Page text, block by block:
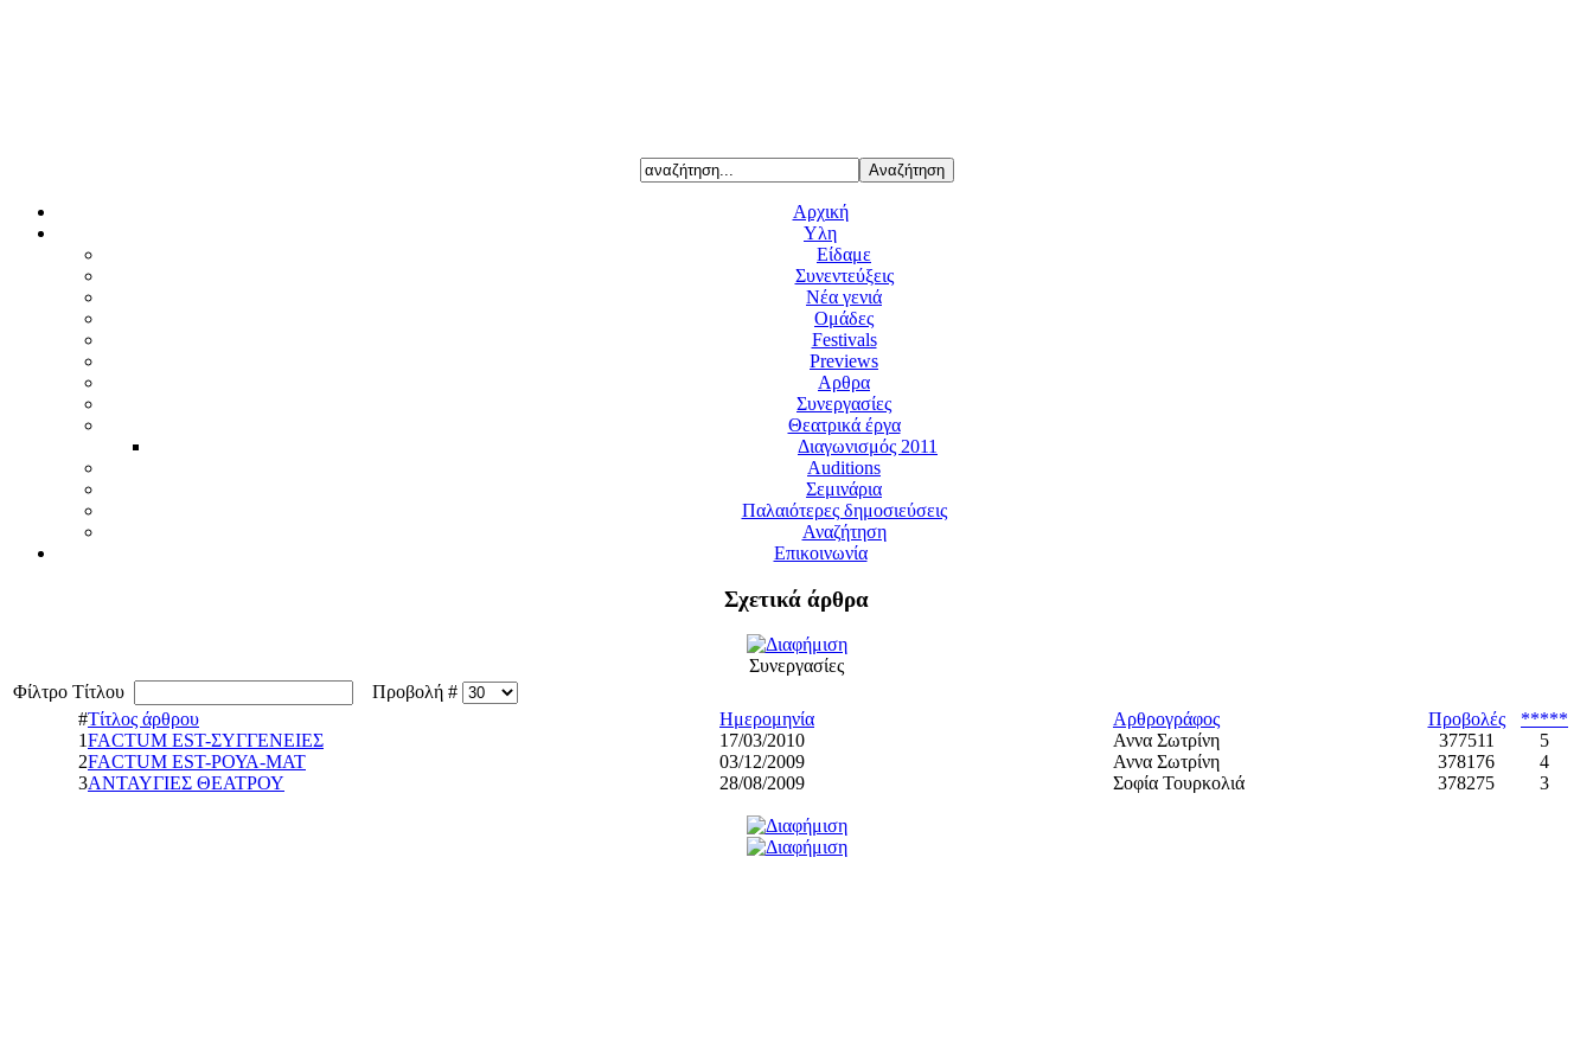
Αρχική
Υλη
Είδαμε
Συνεντεύξεις
Νέα γενιά
Ομάδες
Festivals
Previews
Αρθρα
Συνεργασίες
Θεατρικά έργα
Διαγωνισμός 2011
Auditions
Σεμινάρια
Παλαιότερες δημοσιεύσεις
Αναζήτηση
Επικοινωνία
Σχετικά άρθρα
Συνεργασίες
Φίλτρο Τίτλου
Προβολή #
#Τίτλος άρθρου Ημερομηνία Αρθρογράφος Προβολές
*****
1FACTUM EST-ΣΥΓΓΕΝΕΙΕΣ 17/03/2010 Αννα Σωτρίνη 377511
5
2FACTUM EST-ΡΟΥΑ-ΜΑΤ 03/12/2009 Αννα Σωτρίνη 378176
4
3ΑΝΤΑΥΓΙΕΣ ΘΕΑΤΡΟΥ 28/08/2009 Σοφία Τουρκολιά 378275 3